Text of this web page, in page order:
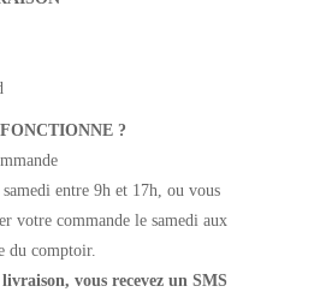
?
entre 9h et 17h, ou vous
votre commande le samedi aux
du comptoir.
vous recevez un SMS